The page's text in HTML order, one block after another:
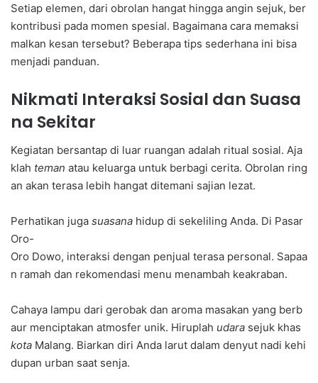
Setiap elemen, dari obrolan hangat hingga angin sejuk, ber
kontribusi pada momen spesial. Bagaimana cara memaksi
malkan kesan tersebut? Beberapa tips sederhana ini bisa
menjadi panduan.
Nikmati Interaksi Sosial dan Suasa
na Sekitar
Kegiatan bersantap di luar ruangan adalah ritual sosial. Aja
klah teman atau keluarga untuk berbagi cerita. Obrolan ring
an akan terasa lebih hangat ditemani sajian lezat.
Perhatikan juga suasana hidup di sekeliling Anda. Di Pasar
Oro-
Oro Dowo, interaksi dengan penjual terasa personal. Sapaa
n ramah dan rekomendasi menu menambah keakraban.
Cahaya lampu dari gerobak dan aroma masakan yang berb
aur menciptakan atmosfer unik. Hiruplah udara sejuk khas
kota Malang. Biarkan diri Anda larut dalam denyut nadi kehi
dupan urban saat senja.